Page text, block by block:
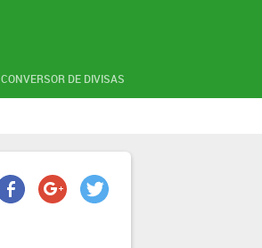
CONVERSOR DE DIVISAS